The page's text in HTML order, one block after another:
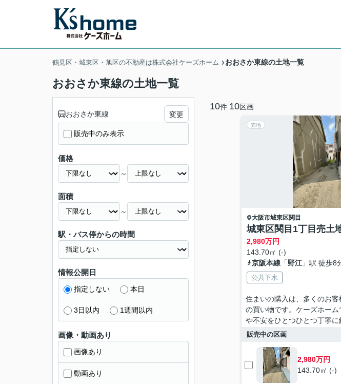
鶴見区・城東区・旭区の不動産は株式会社ケーズホーム おおさか東線の土地一覧
おおさか東線の土地一覧
10件 10区画
売地
大阪市城東区関目
城東区関目1丁目売土
2,980万円
143.70㎡ (-)
京阪本線「野江」駅 徒歩8
公共下水
住まいの購入は、多くのお
の買い物です。ケーズホー
や不安をひとつひとつ丁寧に
販売中の区画
2,980万円
143.70㎡ (-)
おおさか東線 変更
販売中のみ表示
価格
～
面積
～
駅・バス停からの時間
情報公開日
指定しない 本日
3日以内 1週間以内
画像・動画あり
画像あり
動画あり